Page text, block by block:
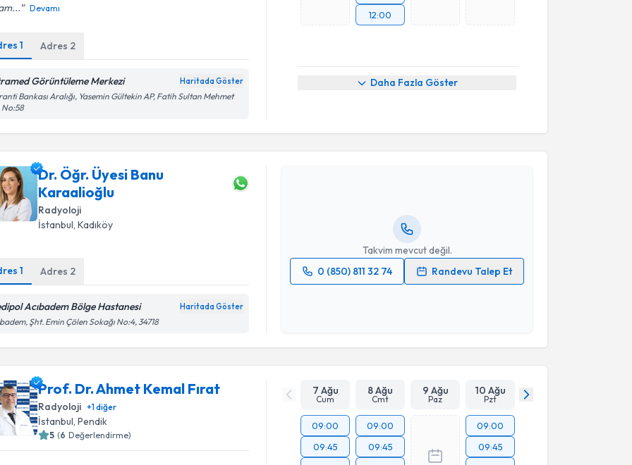
Devamı
1 Adres 2
Görüntüleme Merkezi Haritada Göster
Bankası Aralığı, Yasemin Gültekin AP, Fatih Sultan Mehmet
No:58
12:00
Daha Fazla Göster
Dr. Öğr. Üyesi Banu
Karaalioğlu
Radyoloji
İstanbul, Kadıköy
1 Adres 2
Acıbadem Bölge Hastanesi Haritada Göster
Şht. Emin Çölen Sokağı No:4, 34718
Takvim mevcut değil.
0 (850) 811 32 74
Randevu Talep Et
Randevu Takvimi Talebi
Dr. Öğr. Üyesi Banu Karaalioğlu
Takvim Talebini Gönder
Prof. Dr. Ahmet Kemal Fırat
Radyoloji +1diğer
İstanbul, Pendik
5 (6 Değerlendirme)
7 Ağu
Cum
8 Ağu
Cmt
9 Ağu
Paz
10 Ağu
Pzt
09:00
09:45
09:00
09:45
09:00
09:45